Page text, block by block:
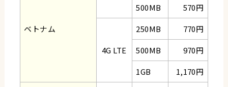
ベトナム
500MB
570円
4G LTE
250MB
770円
500MB
970円
1GB
1,170円